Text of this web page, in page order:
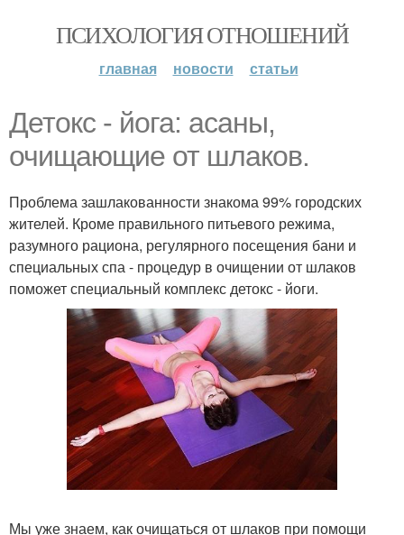
ПСИХОЛОГИЯ ОТНОШЕНИЙ
главная новости статьи
Детокс - йога: асаны,
очищающие от шлаков.
Проблема зашлакованности знакома 99% городских
жителей. Кроме правильного питьевого режима,
разумного рациона, регулярного посещения бани и
специальных спа - процедур в очищении от шлаков
поможет специальный комплекс детокс - йоги.
Мы уже знаем, как очищаться от шлаков при помощи